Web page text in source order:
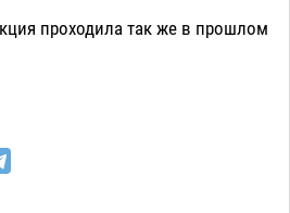
проходила так же в прошлом